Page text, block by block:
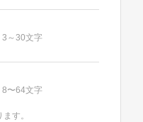
～30文字
〜64文字
す。